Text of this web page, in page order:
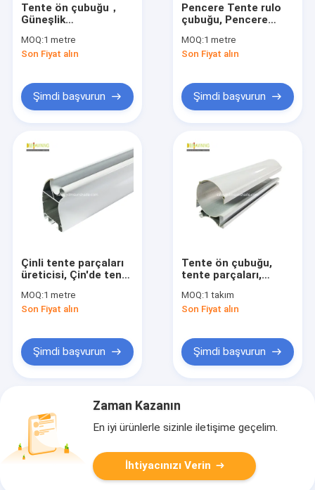
Tente ön çubuğu，
Güneşlik
bileşenleri, Çin'deki
tedarikçiler
MOQ:1 metre
Son Fiyat alın
Şimdi başvurun
Pencere Tente rulo
çubuğu, Pencere
Tente montajı
MOQ:1 metre
Son Fiyat alın
Şimdi başvurun
Çinli tente parçaları
üreticisi, Çin'de tente
aksesuarları，Tente
ön çubuğu
MOQ:1 metre
Son Fiyat alın
Şimdi başvurun
Tente ön çubuğu,
tente parçaları,
bileşenleri üreticileri
MOQ:1 takım
Son Fiyat alın
Şimdi başvurun
Zaman Kazanın
En iyi ürünlerle sizinle iletişime geçelim.
İhtiyacınızı Verin